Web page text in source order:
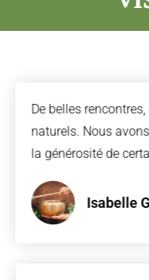
De belles
naturels. Nous
la générosité de
Isabelle